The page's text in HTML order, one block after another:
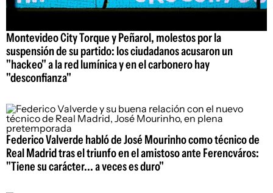
Montevideo City Torque y Peñarol, molestos por la
suspensión de su partido: los ciudadanos acusaron un
"hackeo" a la red lumínica y en el carbonero hay
"desconfianza"
Federico Valverde habló de José Mourinho como técnico de
Real Madrid tras el triunfo en el amistoso ante Ferencváros:
"Tiene su carácter... a veces es duro"